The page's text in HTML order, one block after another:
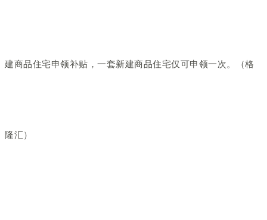
建商品住宅申领补贴，一套新建商品住宅仅可申领一次。（格
隆汇）